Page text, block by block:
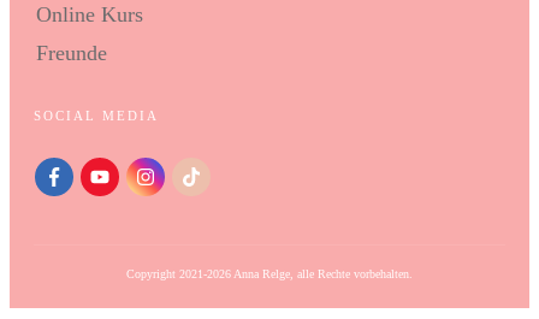
Online Kurs
Freunde
SOCIAL MEDIA
Copyright 2021-2026 Anna Relge , alle Rechte vorbehalten.